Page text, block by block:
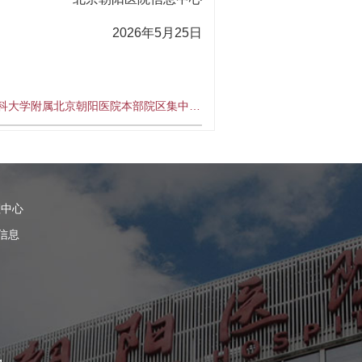
2026年5月25日
大学附属北京朝阳医院本部院区集中…
心
息